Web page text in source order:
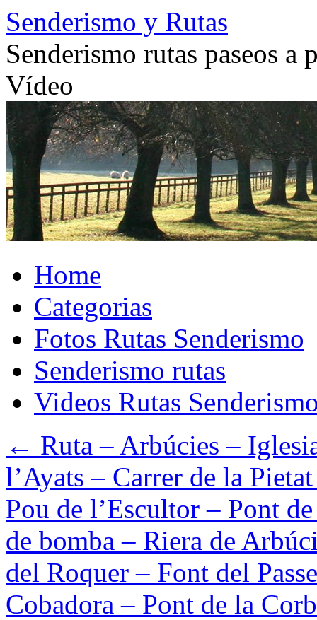
Skip
to
content
Senderismo y Rutas
Senderismo rutas paseos
Vídeo
Home
Categorias
Fotos Rutas Senderismo
Senderismo rutas
Videos Rutas
← Ruta – Arbúcies –
l’Ayats – Carrer de la
Pou de l’Escultor – Pont
de bomba – Riera de
del Roquer – Font del
Cobadora – Pont de la